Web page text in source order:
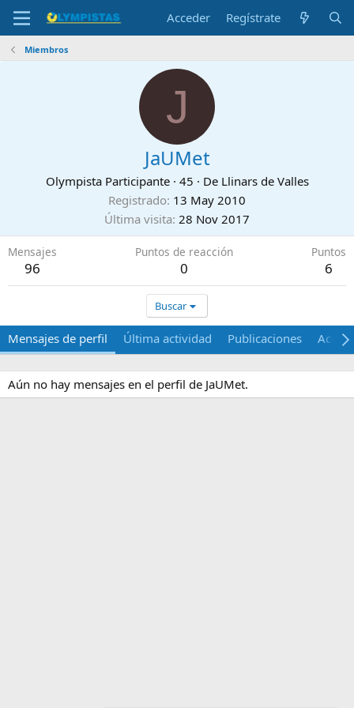
Acceder Regístrate
Miembros
J
JaUMet
Olympista Participante · 45 · De Llinars de Valles
Registrado 13 May 2010
Última visita 28 Nov 2017
Mensajes
96
Puntos de reacción
0
Puntos
6
Buscar
Mensajes de perfil Última actividad Publicaciones Acerca
Aún no hay mensajes en el perfil de JaUMet.